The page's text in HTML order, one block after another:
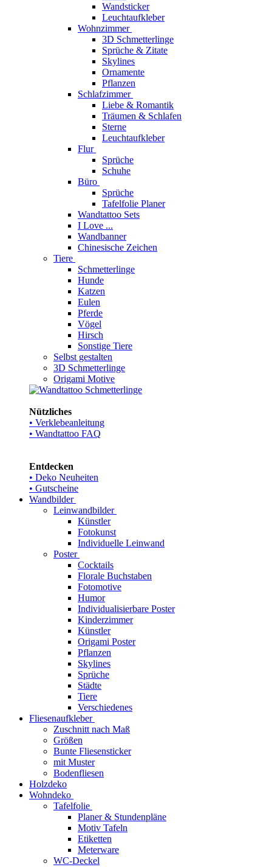
Wandsticker
Leuchtaufkleber
Wohnzimmer
3D Schmetterlinge
Sprüche & Zitate
Skylines
Ornamente
Pflanzen
Schlafzimmer
Liebe & Romantik
Träumen & Schlafen
Sterne
Leuchtaufkleber
Flur
Sprüche
Schuhe
Büro
Sprüche
Tafelfolie Planer
Wandtattoo Sets
I Love ...
Wandbanner
Chinesische Zeichen
Tiere
Schmetterlinge
Hunde
Katzen
Eulen
Pferde
Vögel
Hirsch
Sonstige Tiere
Selbst gestalten
3D Schmetterlinge
Origami Motive
Nützliches
• Verklebeanleitung
• Wandtattoo FAQ
Entdecken
• Deko Neuheiten
• Gutscheine
Wandbilder
Leinwandbilder
Künstler
Fotokunst
Individuelle Leinwand
Poster
Cocktails
Florale Buchstaben
Fotomotive
Humor
Individualisierbare Poster
Kinderzimmer
Künstler
Origami Poster
Pflanzen
Skylines
Sprüche
Städte
Tiere
Verschiedenes
Fliesenaufkleber
Zuschnitt nach Maß
Größen
Bunte Fliesensticker
mit Muster
Bodenfliesen
Holzdeko
Wohndeko
Tafelfolie
Planer & Stundenpläne
Motiv Tafeln
Etiketten
Meterware
WC-Deckel